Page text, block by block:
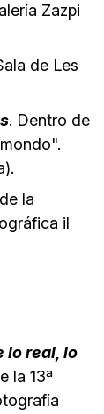
Zazpi
de Les
. Dentro de
la
il
lo real, lo
la 13ª